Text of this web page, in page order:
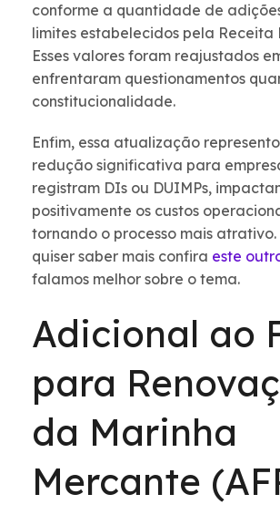
conforme a quantidade de
limites estabelecidos pela Receita
Esses valores foram reajustados
enfrentaram questionamentos
constitucionalidade.
Enfim, essa atualização
redução significativa para
registram DIs ou DUIMPs,
positivamente os custos
tornando o processo mais atrativo.
quiser saber mais confira este
falamos melhor sobre o tema.
Adicional ao
para
da Marinha
Mercante